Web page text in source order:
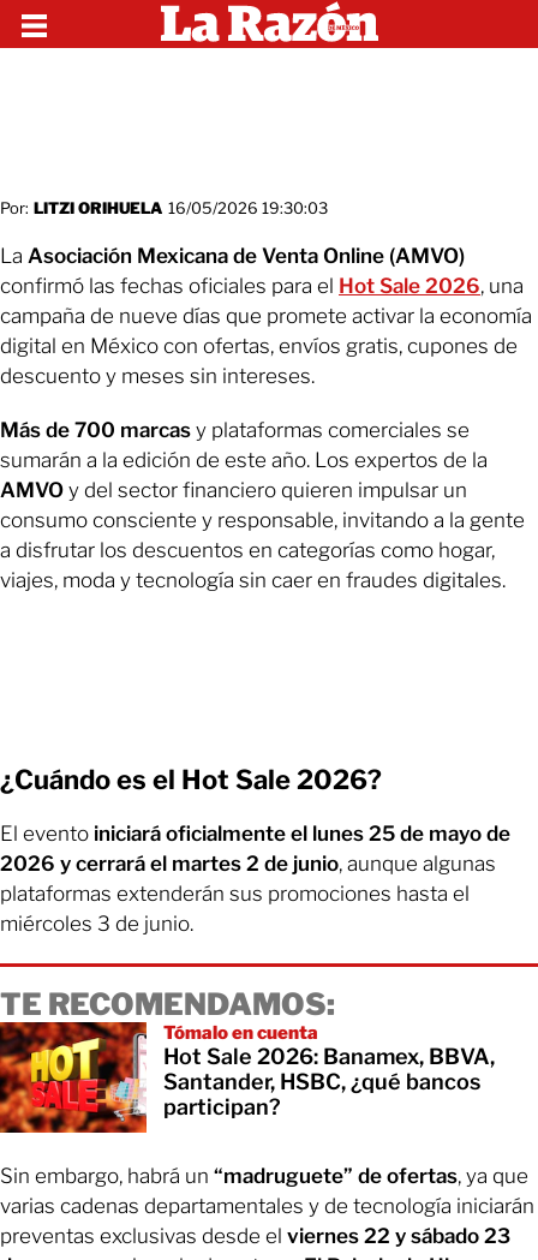
Por: LITZI ORIHUELA 16/05/2026 19:30:03
La Asociación Mexicana de Venta Online (AMVO)
confirmó las fechas oficiales para el Hot Sale 2026, una
campaña de nueve días que promete activar la economía
digital en México con ofertas, envíos gratis, cupones de
descuento y meses sin intereses.
Más de 700 marcas y plataformas comerciales se
sumarán a la edición de este año. Los expertos de la
AMVO y del sector financiero quieren impulsar un
consumo consciente y responsable, invitando a la gente
a disfrutar los descuentos en categorías como hogar,
viajes, moda y tecnología sin caer en fraudes digitales.
¿Cuándo es el Hot Sale 2026?
El evento iniciará oficialmente el lunes 25 de mayo de
2026 y cerrará el martes 2 de junio, aunque algunas
plataformas extenderán sus promociones hasta el
miércoles 3 de junio.
TE RECOMENDAMOS:
Tómalo en cuenta
Hot Sale 2026: Banamex, BBVA,
Santander, HSBC, ¿qué bancos
participan?
Sin embargo, habrá un “madruguete” de ofertas, ya que
varias cadenas departamentales y de tecnología iniciarán
preventas exclusivas desde el viernes 22 y sábado 23